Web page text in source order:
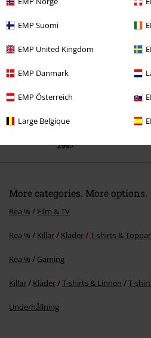
EMP Suomi
EMP United Kingdom
EMP Danmark
EMP Österreich
Large Belgique
299:-
More categories. More options.
Rea % Film & TV
Rea % Killar Kläder T-shirts & Toppar
Rea % Gaming
Killar Kläder T-shirts & Linnen T-
Underhållning